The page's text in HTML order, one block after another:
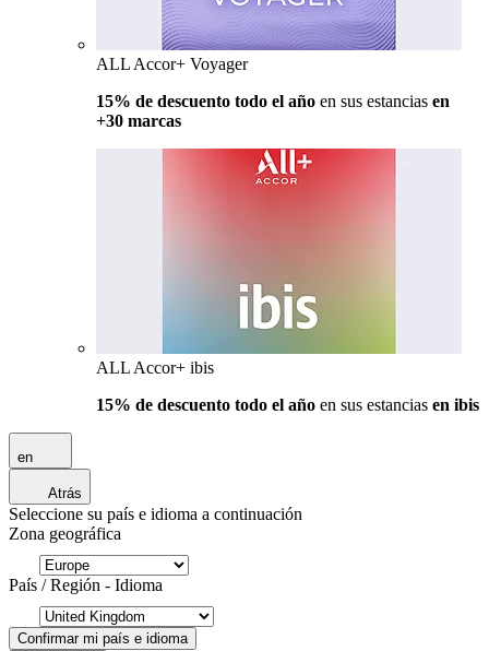
ALL Accor+ Voyager
15% de descuento todo el año en sus estancias en
+30 marcas
ALL Accor+ ibis
15% de descuento todo el año en sus estancias en ibis
en
Atrás
Seleccione su país e idioma a continuación
Zona geográfica
País / Región - Idioma
Confirmar mi país e idioma